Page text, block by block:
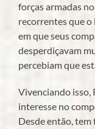
forças armadas
recorrentes que
em que seus
desperdiçavam
percebiam que
Vivenciando isso,
interesse no
Desde então,